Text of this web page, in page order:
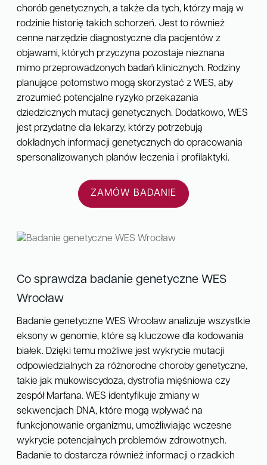
chorób genetycznych, a także dla tych, którzy mają w
rodzinie historię takich schorzeń. Jest to również
cenne narzędzie diagnostyczne dla pacjentów z
objawami, których przyczyna pozostaje nieznana
mimo przeprowadzonych badań klinicznych. Rodziny
planujące potomstwo mogą skorzystać z WES, aby
zrozumieć potencjalne ryzyko przekazania
dziedzicznych mutacji genetycznych. Dodatkowo, WES
jest przydatne dla lekarzy, którzy potrzebują
dokładnych informacji genetycznych do opracowania
spersonalizowanych planów leczenia i profilaktyki.
ZAMÓW BADANIE
Co sprawdza badanie genetyczne WES
Wrocław
Badanie genetyczne WES Wrocław analizuje wszystkie
eksony w genomie, które są kluczowe dla kodowania
białek. Dzięki temu możliwe jest wykrycie mutacji
odpowiedzialnych za różnorodne choroby genetyczne,
takie jak mukowiscydoza, dystrofia mięśniowa czy
zespół Marfana. WES identyfikuje zmiany w
sekwencjach DNA, które mogą wpływać na
funkcjonowanie organizmu, umożliwiając wczesne
wykrycie potencjalnych problemów zdrowotnych.
Badanie to dostarcza również informacji o rzadkich